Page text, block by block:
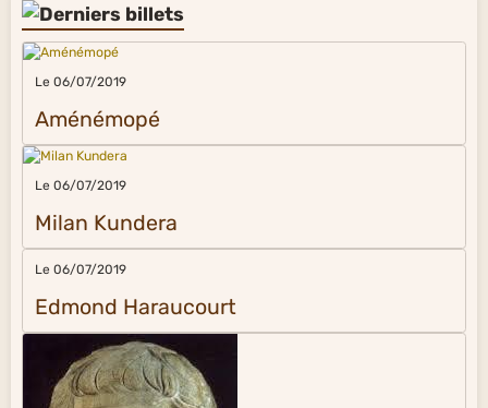
Le 06/07/2019
Aménémopé
Le 06/07/2019
Milan Kundera
Le 06/07/2019
Edmond Haraucourt